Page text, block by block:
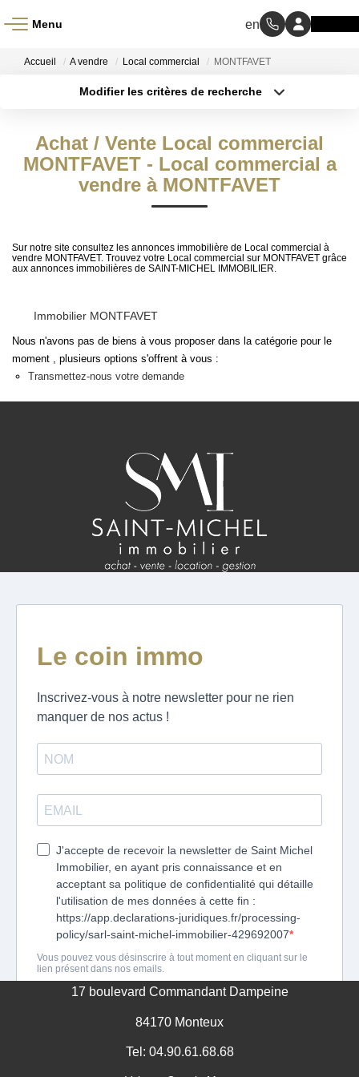
Menu
À VENDRE
À LOUER
NOS MÉTIERS
Gestion Locative
BIENS VENDUS
ESTIMATION
NOS AVIS CLIENTS CERTIFIÉS
EXTRANET LOCATAIRES /
PROPRIÉTAIRES BAILLEURS
GESTION DES COOKIES
MENTIONS LÉGALES
Accueil A vendre Local commercial MONTFAVET
Modifier les critères de recherche
Sélectionnez...
Type de bien
Surface min
Créer une alerte
Achat / Vente Local commercial
MONTFAVET - Local commercial a
vendre à MONTFAVET
Sur notre site consultez les annonces immobilière de Local commercial à
vendre MONTFAVET. Trouvez votre Local commercial sur MONTFAVET grâce
aux annonces immobilières de SAINT-MICHEL IMMOBILIER.
Immobilier MONTFAVET
Nous n'avons pas de biens à vous proposer dans la catégorie pour le
moment , plusieurs options s'offrent à vous :
Transmettez-nous votre demande
17 boulevard Commandant Dampeine
84170 Monteux
Tel: 04.90.61.68.68